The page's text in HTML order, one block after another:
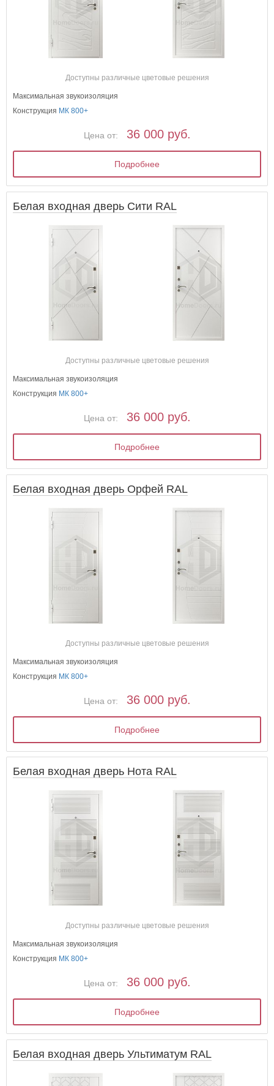
Доступны различные цветовые решения
Максимальная звукоизоляция
Конструкция МК 800+
Цена от: 36 000 руб.
Подробнее
Белая входная дверь Сити RAL
Доступны различные цветовые решения
Максимальная звукоизоляция
Конструкция МК 800+
Цена от: 36 000 руб.
Подробнее
Белая входная дверь Орфей RAL
Доступны различные цветовые решения
Максимальная звукоизоляция
Конструкция МК 800+
Цена от: 36 000 руб.
Подробнее
Белая входная дверь Нота RAL
Доступны различные цветовые решения
Максимальная звукоизоляция
Конструкция МК 800+
Цена от: 36 000 руб.
Подробнее
Белая входная дверь Ультиматум RAL